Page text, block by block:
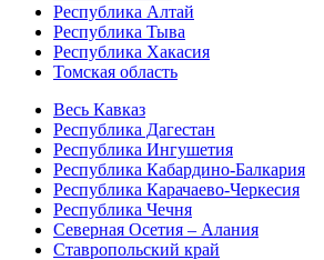
Республика Алтай
Республика Тыва
Республика Хакасия
Томская область
Весь Кавказ
Республика Дагестан
Республика Ингушетия
Республика Кабардино-Балкария
Республика Карачаево-Черкесия
Республика Чечня
Северная Осетия – Алания
Ставропольский край